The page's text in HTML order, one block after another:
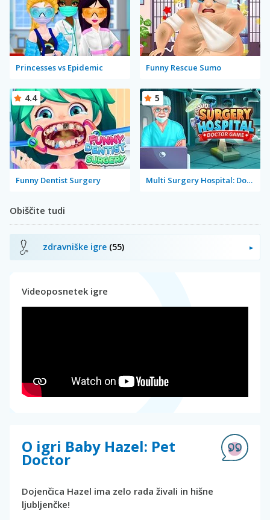
Princesses vs Epidemic Funny Rescue Sumo
Funny Dentist Surgery
4.4
Multi Surgery Hospital: Doctor Game
5
Obiščite tudi
zdravniške igre (55)
Videoposnetek igre
O igri Baby Hazel: Pet
Doctor
Dojenčica Hazel ima zelo rada živali in hišne
ljubljenčke!